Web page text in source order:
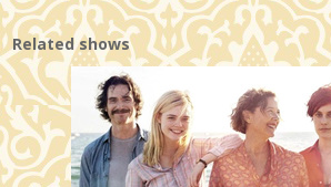
Related shows